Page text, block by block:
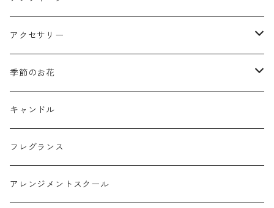
ミニフレーム
リングピロー
フラワーバスケット
壁掛けアレンジ
球体アレンジ
花器
オブジェ
雑貨
動物
アクセサリー
アクセサリー
semeno
買付品
季節のお花
ミモザ
スモークツリー
キャンドル
フレグランス
アレンジメントスクール